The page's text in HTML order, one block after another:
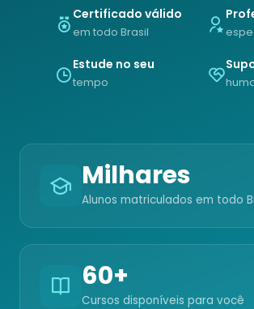
Certificado válido
em todo Brasil
Estude no seu
tempo
Milhares
Alunos matriculados em todo
60+
Cursos disponíveis para você